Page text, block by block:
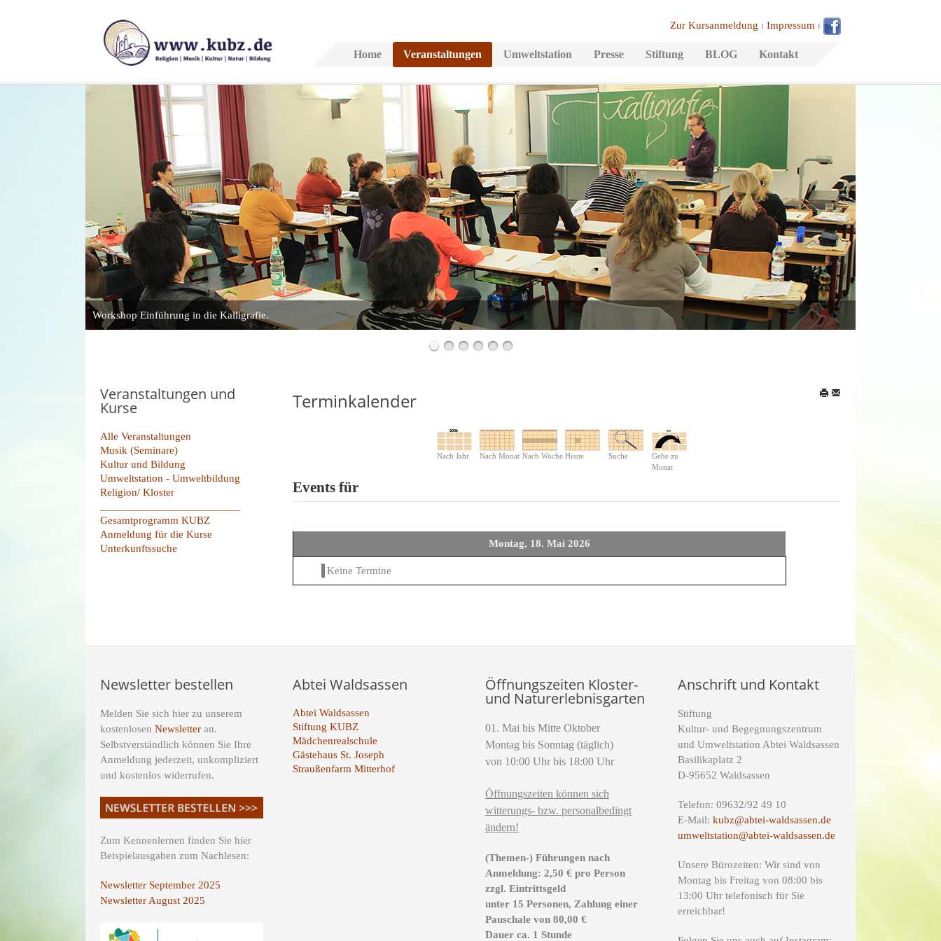
Zur Kursanmeldung ⏐ Impressum ⏐
Home Veranstaltungen Umweltstation Presse Stiftung BLOG Kontakt
Workshop Einführung in die Kalligrafie.
Veranstaltungen und
Kurse
Alle Veranstaltungen
Musik (Seminare)
Kultur und Bildung
Umweltstation - Umweltbildung
Religion/ Kloster
Gesamtprogramm KUBZ
Anmeldung für die Kurse
Unterkunftssuche
Terminkalender
Nach Jahr Nach Monat Nach Woche Heute Suche
Gehe zu
Monat
Events für
Montag, 18. Mai 2026
Keine Termine
Newsletter bestellen
Melden Sie sich hier zu unserem
kostenlosen Newsletter an.
Selbstverständlich können Sie Ihre
Anmeldung jederzeit, unkompliziert
und kostenlos widerrufen.
Zum Kennenlernen finden Sie hier
Beispielausgaben zum Nachlesen:
Newsletter September 2025
Newsletter August 2025
Abtei Waldsassen
Abtei Waldsassen
Stiftung KUBZ
Mädchenrealschule
Gästehaus St. Joseph
Straußenfarm Mitterhof
Öffnungszeiten Kloster-
und Naturerlebnisgarten
01. Mai bis Mitte Oktober
Montag bis Sonntag (täglich)
von 10:00 Uhr bis 18:00 Uhr
Öffnungszeiten können sich
witterungs- bzw. personalbedingt
ändern!
(Themen-) Führungen nach
Anmeldung: 2,50 € pro Person
zzgl. Eintrittsgeld
unter 15 Personen, Zahlung einer
Pauschale von 80,00 €
Dauer ca. 1 Stunde
Anschrift und Kontakt
Stiftung
Kultur- und Begegnungszentrum
und Umweltstation Abtei Waldsassen
Basilikaplatz 2
D-95652 Waldsassen
Telefon: 09632/92 49 10
E-Mail: kubz@abtei-waldsassen.de
umweltstation@abtei-waldsassen.de
Unsere Bürozeiten: Wir sind von
Montag bis Freitag von 08:00 bis
13:00 Uhr telefonisch für Sie
erreichbar!